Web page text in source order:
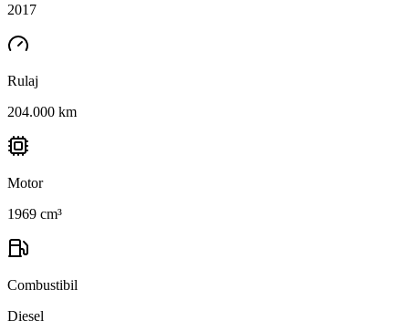
2017
Rulaj
204.000 km
Motor
1969 cm³
Combustibil
Diesel